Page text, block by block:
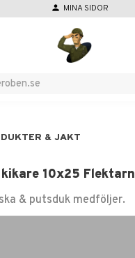
person MINA SIDOR
& JAKT
10x25 Flektarn
& putsduk medföljer.